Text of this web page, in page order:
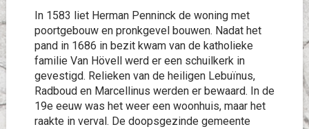
In 1583 liet Herman Penninck de woning met
poortgebouw en pronkgevel bouwen. Nadat het
pand in 1686 in bezit kwam van de katholieke
familie Van Hövell werd er een schuilkerk in
gevestigd. Relieken van de heiligen Lebuïnus,
Radboud en Marcellinus werden er bewaard. In de
19e eeuw was het weer een woonhuis, maar het
raakte in verval. De doopsgezinde gemeente